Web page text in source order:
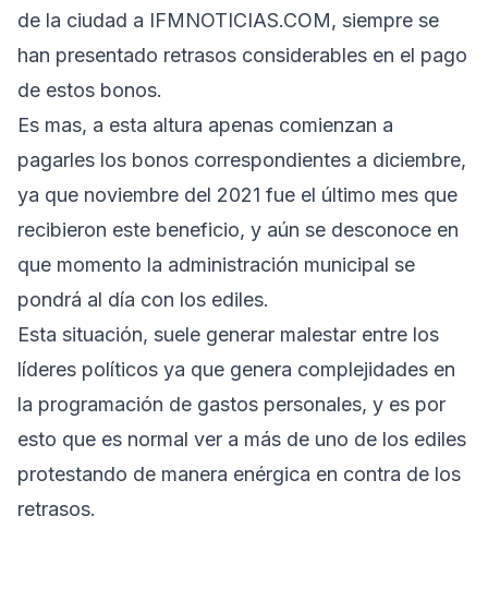
de la ciudad a IFMNOTICIAS.COM, siempre se
han presentado retrasos considerables en el pago
de estos bonos.
Es mas, a esta altura apenas comienzan a
pagarles los bonos correspondientes a diciembre,
ya que noviembre del 2021 fue el último mes que
recibieron este beneficio, y aún se desconoce en
que momento la administración municipal se
pondrá al día con los ediles.
Esta situación, suele generar malestar entre los
líderes políticos ya que genera complejidades en
la programación de gastos personales, y es por
esto que es normal ver a más de uno de los ediles
protestando de manera enérgica en contra de los
retrasos.